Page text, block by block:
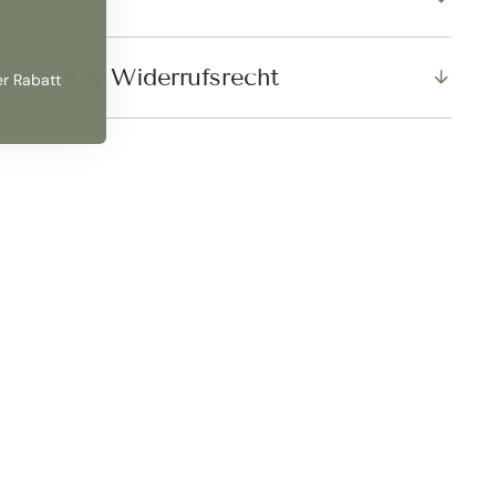
Rabatt
& Widerrufsrecht